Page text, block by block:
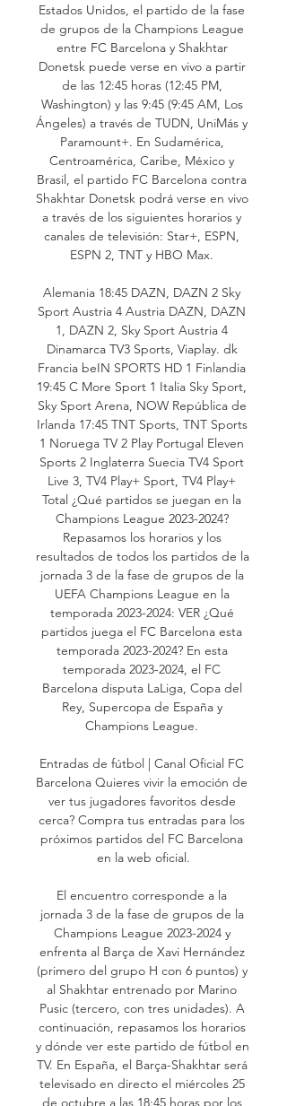
Estados Unidos, el partido de la fase
de grupos de la Champions League
entre FC Barcelona y Shakhtar
Donetsk puede verse en vivo a partir
de las 12:45 horas (12:45 PM,
Washington) y las 9:45 (9:45 AM, Los
Ángeles) a través de TUDN, UniMás y
Paramount+. En Sudamérica,
Centroamérica, Caribe, México y
Brasil, el partido FC Barcelona contra
Shakhtar Donetsk podrá verse en vivo
a través de los siguientes horarios y
canales de televisión: Star+, ESPN,
ESPN 2, TNT y HBO Max.
Alemania 18:45 DAZN, DAZN 2 Sky
Sport Austria 4 Austria DAZN, DAZN
1, DAZN 2, Sky Sport Austria 4
Dinamarca TV3 Sports, Viaplay. dk
Francia beIN SPORTS HD 1 Finlandia
19:45 C More Sport 1 Italia Sky Sport,
Sky Sport Arena, NOW República de
Irlanda 17:45 TNT Sports, TNT Sports
1 Noruega TV 2 Play Portugal Eleven
Sports 2 Inglaterra Suecia TV4 Sport
Live 3, TV4 Play+ Sport, TV4 Play+
Total ¿Qué partidos se juegan en la
Champions League 2023-2024?
Repasamos los horarios y los
resultados de todos los partidos de la
jornada 3 de la fase de grupos de la
UEFA Champions League en la
temporada 2023-2024: VER ¿Qué
partidos juega el FC Barcelona esta
temporada 2023-2024? En esta
temporada 2023-2024, el FC
Barcelona disputa LaLiga, Copa del
Rey, Supercopa de España y
Champions League.
Entradas de fútbol | Canal Oficial FC
Barcelona Quieres vivir la emoción de
ver tus jugadores favoritos desde
cerca? Compra tus entradas para los
próximos partidos del FC Barcelona
en la web oficial.
El encuentro corresponde a la
jornada 3 de la fase de grupos de la
Champions League 2023-2024 y
enfrenta al Barça de Xavi Hernández
(primero del grupo H con 6 puntos) y
al Shakhtar entrenado por Marino
Pusic (tercero, con tres unidades). A
continuación, repasamos los horarios
y dónde ver este partido de fútbol en
TV. En España, el Barça-Shakhtar será
televisado en directo el miércoles 25
de octubre a las 18:45 horas​ por los